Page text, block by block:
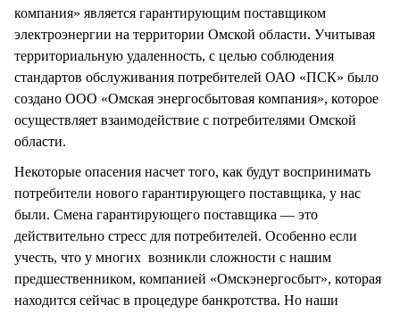
компания» является гарантирующим поставщиком
электроэнергии на территории Омской области. Учитывая
территориальную удаленность, с целью соблюдения
стандартов обслуживания потребителей ОАО «ПСК» было
создано ООО «Омская энергосбытовая компания», которое
осуществляет взаимодействие с потребителями Омской
области.
Некоторые опасения насчет того, как будут воспринимать
потребители нового гарантирующего поставщика, у нас
были. Смена гарантирующего поставщика — это
действительно стресс для потребителей. Особенно если
учесть, что у многих возникли сложности с нашим
предшественником, компанией «Омскэнергосбыт», которая
находится сейчас в процедуре банкротства. Но наши